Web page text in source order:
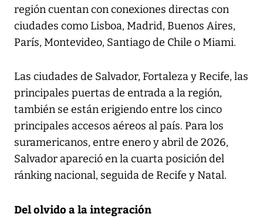
región cuentan con conexiones directas con
ciudades como Lisboa, Madrid, Buenos Aires,
París, Montevideo, Santiago de Chile o Miami.
Las ciudades de Salvador, Fortaleza y Recife, las
principales puertas de entrada a la región,
también se están erigiendo entre los cinco
principales accesos aéreos al país. Para los
suramericanos, entre enero y abril de 2026,
Salvador apareció en la cuarta posición del
ránking nacional, seguida de Recife y Natal.
Del olvido a la integración